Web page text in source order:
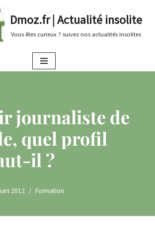
Dmoz.fr | Actualité insolite
Vous êtes curieux ? suivez nos actualités insolites
journaliste de
quel profil
il ?
2012 Formation